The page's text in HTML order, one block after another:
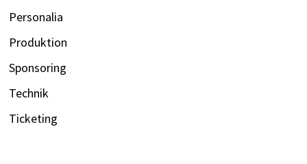
Personalia
Produktion
Sponsoring
Technik
Ticketing